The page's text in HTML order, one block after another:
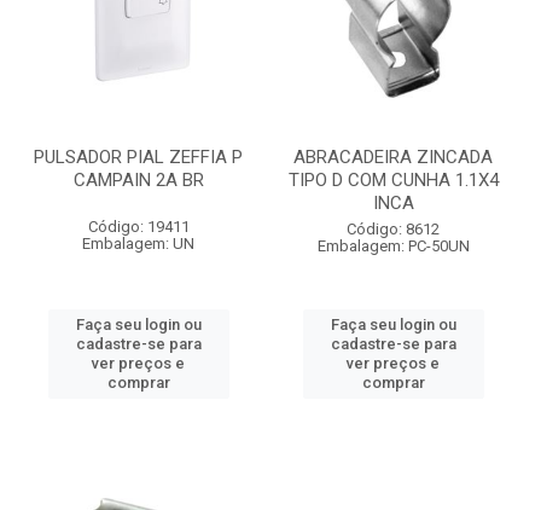
PULSADOR PIAL ZEFFIA P
CAMPAIN 2A BR
Código: 19411
Embalagem: UN
Faça seu login ou
cadastre-se para
ver preços e
comprar
ABRACADEIRA ZINCADA
TIPO D COM CUNHA 1.1X4
INCA
Código: 8612
Embalagem: PC-50UN
Faça seu login ou
cadastre-se para
ver preços e
comprar